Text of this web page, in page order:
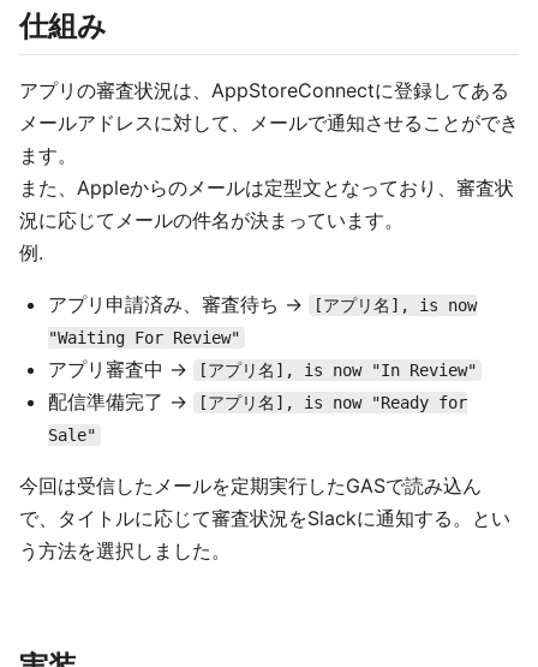
仕組み
アプリの審査状況は、AppStoreConnectに登録してある
メールアドレスに対して、メールで通知させることができ
ます。
また、Appleからのメールは定型文となっており、審査状
況に応じてメールの件名が決まっています。
例.
アプリ申請済み、審査待ち ->
[アプリ名], is now
"Waiting For Review"
アプリ審査中 -> [アプリ名], is now "In Review"
配信準備完了 ->
[アプリ名], is now "Ready for
Sale"
今回は受信したメールを定期実行したGASで読み込ん
で、タイトルに応じて審査状況をSlackに通知する。とい
う方法を選択しました。